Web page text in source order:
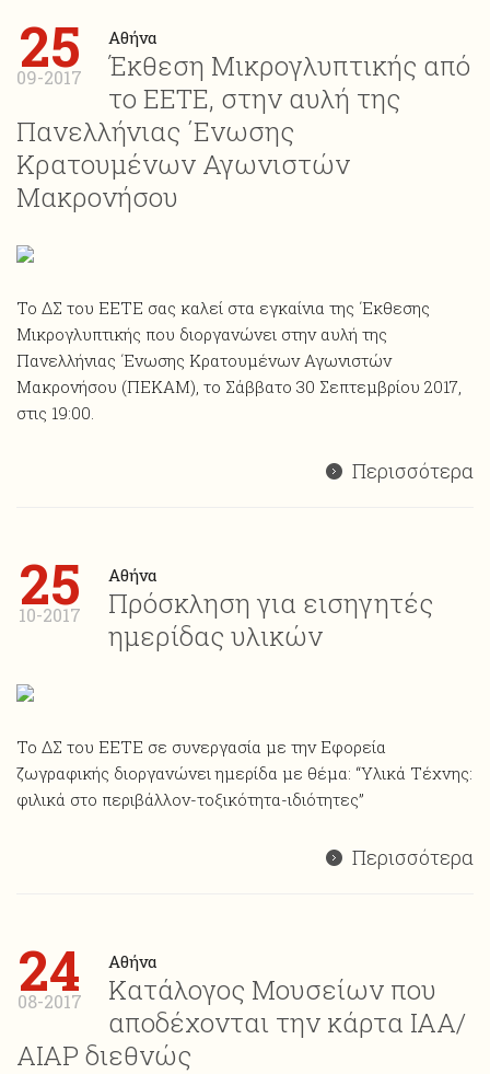
25
09-2017
Αθήνα
Έκθεση Μικρογλυπτικής από
το ΕΕΤΕ, στην αυλή της
Πανελλήνιας ΄Ενωσης
Κρατουμένων Αγωνιστών
Μακρονήσου
Το ΔΣ του ΕΕΤΕ σας καλεί στα εγκαίνια της ΄Εκθεσης
Μικρογλυπτικής που διοργανώνει στην αυλή της
Πανελλήνιας ΄Ενωσης Κρατουμένων Αγωνιστών
Μακρονήσου (ΠΕΚΑΜ), το Σάββατο 30 Σεπτεμβρίου 2017,
στις 19:00.
Περισσότερα
25
10-2017
Αθήνα
Πρόσκληση για εισηγητές
ημερίδας υλικών
Το ΔΣ του ΕΕΤΕ σε συνεργασία με την Εφορεία
ζωγραφικής διοργανώνει ημερίδα με θέμα: “Υλικά Τέχνης:
φιλικά στο περιβάλλον-τοξικότητα-ιδιότητες”
Περισσότερα
24
08-2017
Αθήνα
Κατάλογος Μουσείων που
αποδέχονται την κάρτα ΙΑΑ/
ΑΙΑP διεθνώς